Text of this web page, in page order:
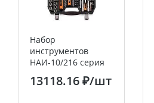
Набор
инструментов
НАИ-10/216 серия
KBT-PROFESSIONAL
13118.16 ₽/шт